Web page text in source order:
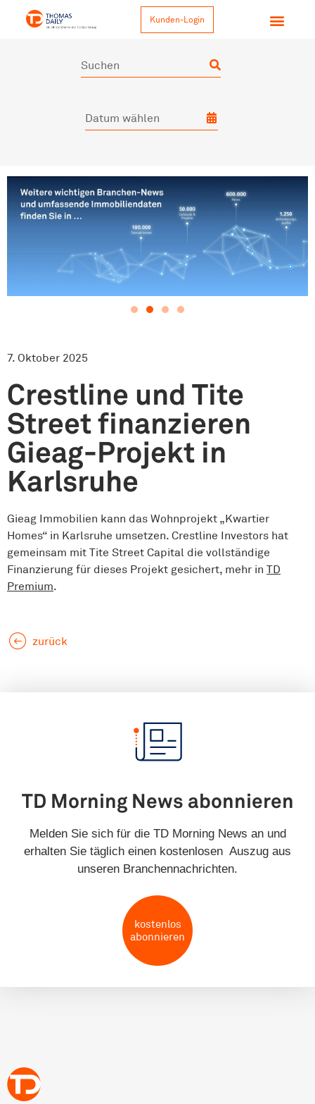
Kunden-Login
7. Oktober 2025
Crestline und Tite
Street finanzieren
Gieag-Projekt in
Karlsruhe
Gieag Immobilien kann das Wohnprojekt „Kwartier
Homes“ in Karlsruhe umsetzen. Crestline Investors hat
gemeinsam mit Tite Street Capital die vollständige
Finanzierung für dieses Projekt gesichert, mehr in TD
Premium.
zurück
TD Morning News abonnieren
Melden Sie sich für die TD Morning News an und
erhalten Sie täglich einen kostenlosen Auszug aus
unseren Branchennachrichten.
kostenlos
abonnieren